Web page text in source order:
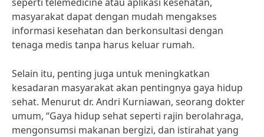
masyarakat dapat dengan mudah mengakses
informasi kesehatan dan berkonsultasi dengan
tenaga medis tanpa harus keluar rumah.
Selain itu, penting juga untuk meningkatkan
kesadaran masyarakat akan pentingnya gaya hidup
sehat. Menurut dr. Andri Kurniawan, seorang dokter
umum, “Gaya hidup sehat seperti rajin berolahraga,
mengonsumsi makanan bergizi, dan istirahat yang